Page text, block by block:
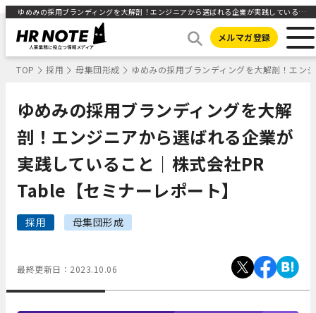
ゆめみの採用ブランディングを大解剖！エンジニアから選ばれる企業が実践していること｜株式会社PR Table【セミナーレポート】 ｜HR NOTE
メルマガ登録
TOP 採用 母集団形成 ゆめみの採用ブランディングを大解剖！エン
ゆめみの採用ブランディングを大解
剖！エンジニアから選ばれる企業が
実践していること｜株式会社PR
Table【セミナーレポート】
採用 母集団形成
最終更新日： 2023.10.06